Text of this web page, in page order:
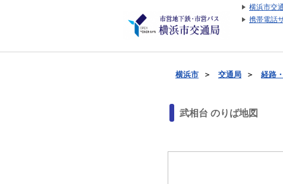
横浜市交
携帯電話
横浜市 ＞ 交通局 ＞ 経路
武相台 のりば地図